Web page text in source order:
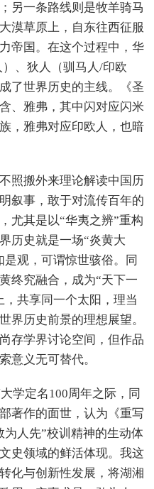
另一条路线则是牧羊骑马
漠草原上，自东往西征服
帝国。在这个过程中，华
、狄人（驯马人/印欧
了世界历史的主线。《圣
、雅弗，其中闪对应闪米
，雅弗对应印欧人，也暗
照搬外来理论解读中国历
叙事，敢于对流传百年的
尤其是以“华夷之辨”重构
历史就是一场“炎黄大
观，可谓惊世骇俗。同
终究融合，成为“天下一
共享同一个太阳，理当
界历史前景的理想展望。
存学界讨论空间，但作品
意义无可替代。
学定名100周年之际，同
著作的面世，认为《重写
人先”校训精神的生动体
史领域的鲜活体现。我这
化与创新性发展，将湖湘